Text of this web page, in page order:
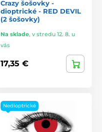
Crazy šošovky -
dioptrické - RED DEVIL
(2 šošovky)
Na sklade, v stredu 12. 8. u
vás
17,35 €
Nedioptrické